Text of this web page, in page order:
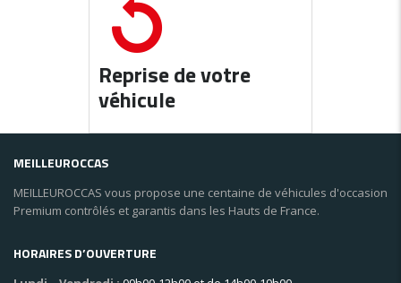
Reprise de votre
véhicule
MEILLEUROCCAS
MEILLEUROCCAS vous propose une centaine de véhicules d'occasion
Premium contrôlés et garantis dans les Hauts de France.
HORAIRES D’OUVERTURE